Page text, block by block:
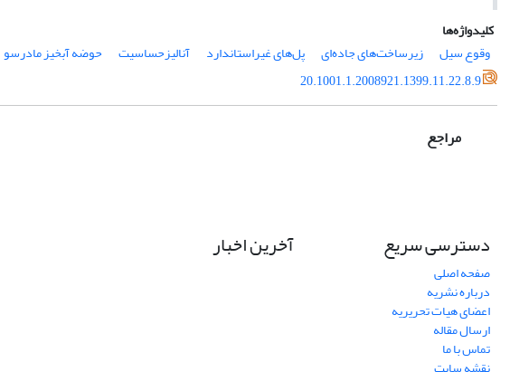
کلیدواژه‌ها
وقوع سیل
زیرساخت‌‌های جاده‌‌ای پل‌‌های غیراستاندارد آنالیزحساسیت
حوضه آبخیز مادرسو
20.1001.1.2008921.1399.11.22.8.9
مراجع
دسترسی سریع
صفحه اصلی
درباره نشریه
اعضای هیات تحریریه
ارسال مقاله
تماس با ما
آخرین اخبار